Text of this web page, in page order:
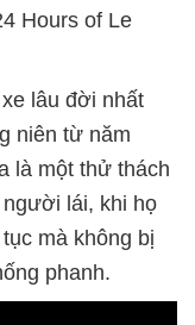
Hours of Le
lâu đời nhất
niên từ năm
là một thử thách
lái, khi họ
mà không bị
phanh.